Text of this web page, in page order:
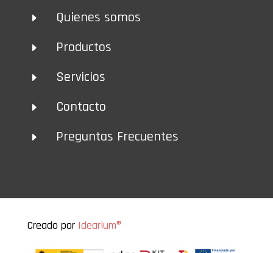
E Quienes somos
E Productos
E Servicios
E Contacto
E Preguntas Frecuentes
Creado por Idearium®